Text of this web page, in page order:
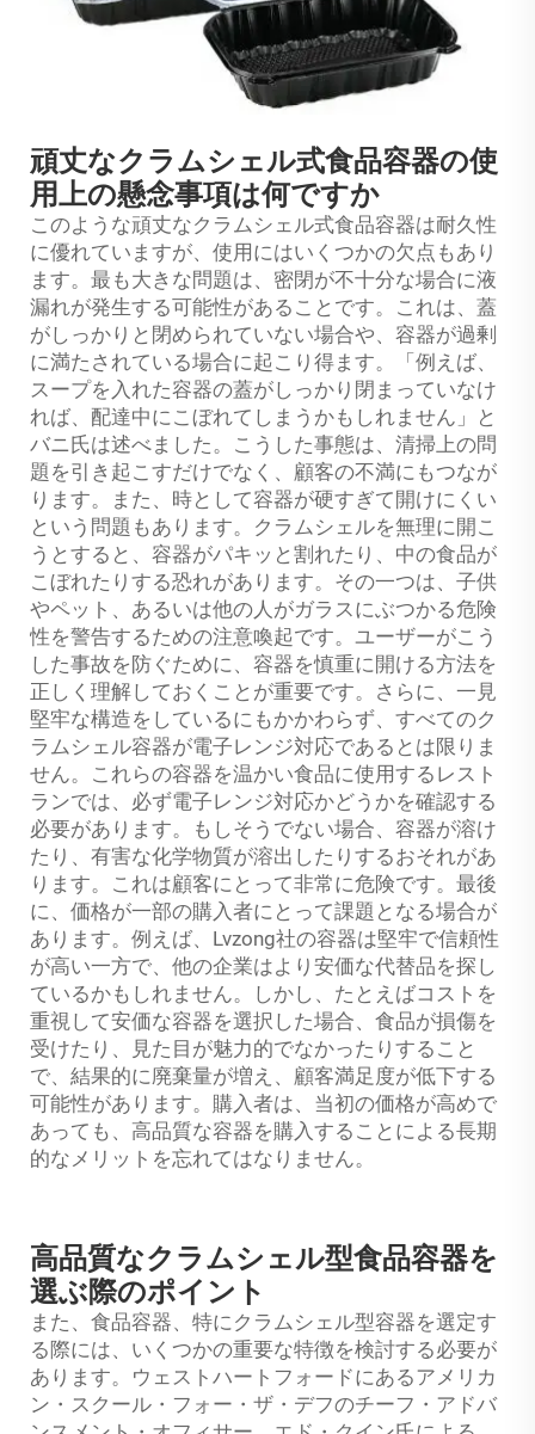
頑丈なクラムシェル式食品容器の使
用上の懸念事項は何ですか
このような頑丈なクラムシェル式食品容器は耐久性
に優れていますが、使用にはいくつかの欠点もあり
ます。最も大きな問題は、密閉が不十分な場合に液
漏れが発生する可能性があることです。これは、蓋
がしっかりと閉められていない場合や、容器が過剰
に満たされている場合に起こり得ます。「例えば、
スープを入れた容器の蓋がしっかり閉まっていなけ
れば、配達中にこぼれてしまうかもしれません」と
バニ氏は述べました。こうした事態は、清掃上の問
題を引き起こすだけでなく、顧客の不満にもつなが
ります。また、時として容器が硬すぎて開けにくい
という問題もあります。クラムシェルを無理に開こ
うとすると、容器がパキッと割れたり、中の食品が
こぼれたりする恐れがあります。その一つは、子供
やペット、あるいは他の人がガラスにぶつかる危険
性を警告するための注意喚起です。ユーザーがこう
した事故を防ぐために、容器を慎重に開ける方法を
正しく理解しておくことが重要です。さらに、一見
堅牢な構造をしているにもかかわらず、すべてのク
ラムシェル容器が電子レンジ対応であるとは限りま
せん。これらの容器を温かい食品に使用するレスト
ランでは、必ず電子レンジ対応かどうかを確認する
必要があります。もしそうでない場合、容器が溶け
たり、有害な化学物質が溶出したりするおそれがあ
ります。これは顧客にとって非常に危険です。最後
に、価格が一部の購入者にとって課題となる場合が
あります。例えば、Lvzong社の容器は堅牢で信頼性
が高い一方で、他の企業はより安価な代替品を探し
ているかもしれません。しかし、たとえばコストを
重視して安価な容器を選択した場合、食品が損傷を
受けたり、見た目が魅力的でなかったりすること
で、結果的に廃棄量が増え、顧客満足度が低下する
可能性があります。購入者は、当初の価格が高めで
あっても、高品質な容器を購入することによる長期
的なメリットを忘れてはなりません。
高品質なクラムシェル型食品容器を
選ぶ際のポイント
また、食品容器、特にクラムシェル型容器を選定す
る際には、いくつかの重要な特徴を検討する必要が
あります。ウェストハートフォードにあるアメリカ
ン・スクール・フォー・ザ・デフのチーフ・アドバ